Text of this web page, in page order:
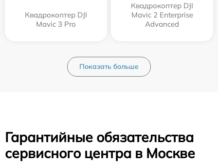
Квадрокоптер DJI
Mavic 3 Pro
Квадрокоптер DJI
Mavic 2 Enterprise
Advanced
Показать больше
Гарантийные обязательства
сервисного центра в Москве